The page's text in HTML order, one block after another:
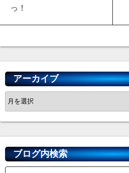
っ！
アーカイブ
ア
ー
カ
イ
ブブログ内検索